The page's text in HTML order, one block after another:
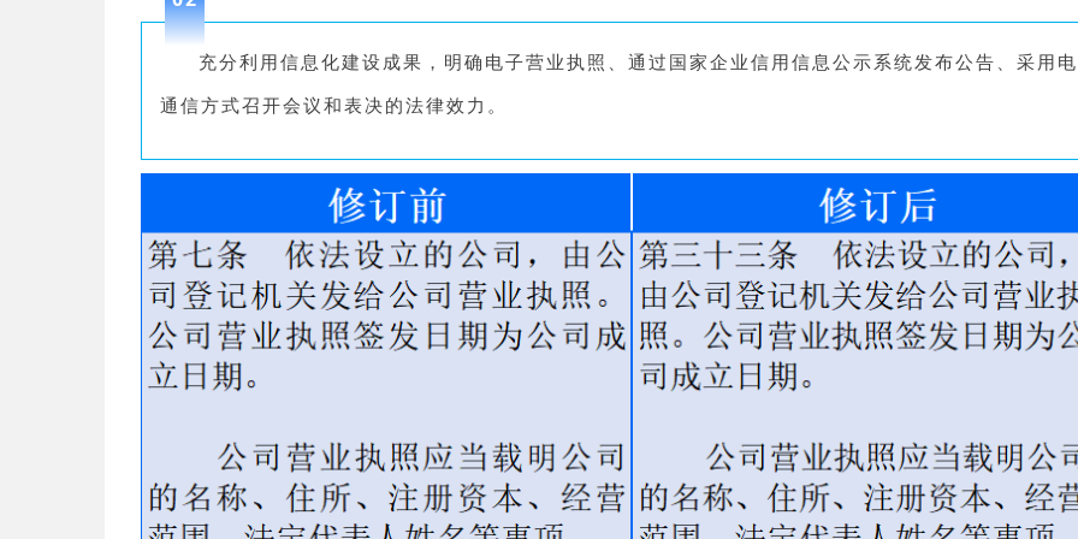
充分利用信息化建设成果，明确电子营业执照、通过国家企业信用信息公示系统发布公告、采用
通信方式召开会议和表决的法律效力。